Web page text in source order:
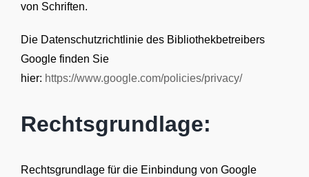
von Schriften.
Die Datenschutzrichtlinie des Bibliothekbetreibers
Google finden Sie
hier: https://www.google.com/policies/privacy/
Rechtsgrundlage:
Rechtsgrundlage für die Einbindung von Google